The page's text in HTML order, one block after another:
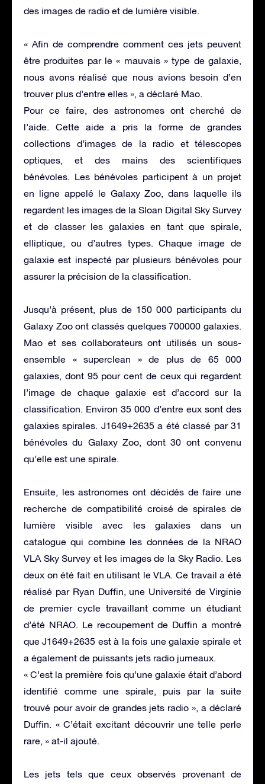
des images de radio et de lumière visible.
« Afin de comprendre comment ces jets peuvent
être produites par le « mauvais » type de galaxie,
nous avons réalisé que nous avions besoin d’en
trouver plus d’entre elles », a déclaré Mao.
Pour ce faire, des astronomes ont cherché de
l’aide. Cette aide a pris la forme de grandes
collections d’images de la radio et télescopes
optiques, et des mains des scientifiques
bénévoles. Les bénévoles participent à un projet
en ligne appelé le Galaxy Zoo, dans laquelle ils
regardent les images de la Sloan Digital Sky Survey
et de classer les galaxies en tant que spirale,
elliptique, ou d’autres types. Chaque image de
galaxie est inspecté par plusieurs bénévoles pour
assurer la précision de la classification.
Jusqu’à présent, plus de 150 000 participants du
Galaxy Zoo ont classés quelques 700000 galaxies.
Mao et ses collaborateurs ont utilisés un sous-
ensemble « superclean » de plus de 65 000
galaxies, dont 95 pour cent de ceux qui regardent
l’image de chaque galaxie est d’accord sur la
classification. Environ 35 000 d’entre eux sont des
galaxies spirales. J1649+2635 a été classé par 31
bénévoles du Galaxy Zoo, dont 30 ont convenu
qu’elle est une spirale.
Ensuite, les astronomes ont décidés de faire une
recherche de compatibilité croisé de spirales de
lumière visible avec les galaxies dans un
catalogue qui combine les données de la NRAO
VLA Sky Survey et les images de la Sky Radio. Les
deux on été fait en utilisant le VLA. Ce travail a été
réalisé par Ryan Duffin, une Université de Virginie
de premier cycle travaillant comme un étudiant
d’été NRAO. Le recoupement de Duffin a montré
que J1649+2635 est à la fois une galaxie spirale et
a également de puissants jets radio jumeaux.
« C’est la première fois qu’une galaxie était d’abord
identifié comme une spirale, puis par la suite
trouvé pour avoir de grandes jets radio », a déclaré
Duffin. « C’était excitant découvrir une telle perle
rare, » at-il ajouté.
Les jets tels que ceux observés provenant de